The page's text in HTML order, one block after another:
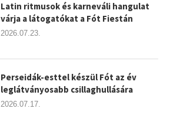
Latin ritmusok és karneváli hangulat
várja a látogatókat a Fót Fiestán
2026.07.23.
Perseidák-esttel készül Fót az év
leglátványosabb csillaghullására
2026.07.17.